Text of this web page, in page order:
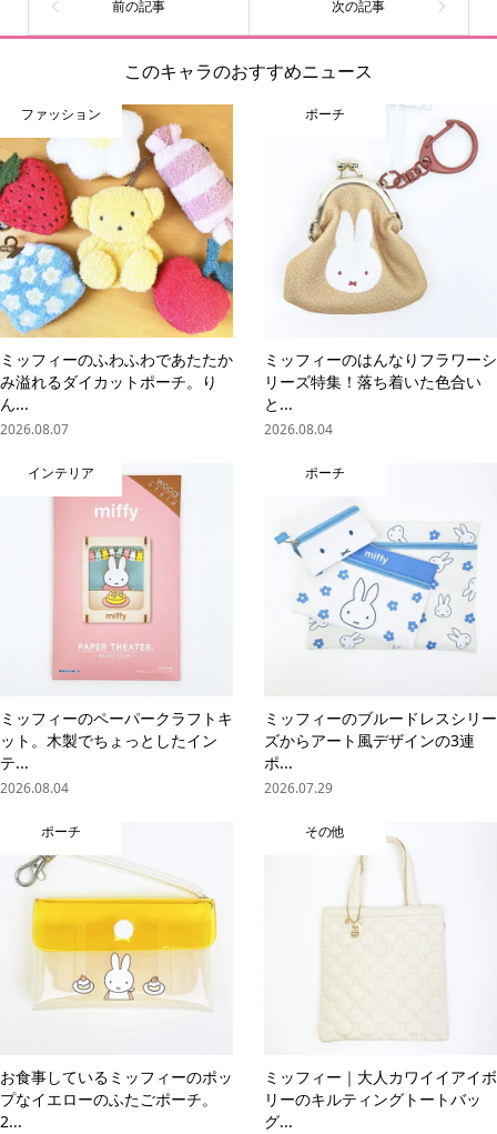
このキャラのおすすめニュース
ファッション
ミッフィーのふわふわであたたか
み溢れるダイカットポーチ。り
ん...
2026.08.07
ポーチ
ミッフィーのはんなりフラワーシ
リーズ特集！落ち着いた色合い
と...
2026.08.04
インテリア
ミッフィーのペーパークラフトキ
ット。木製でちょっとしたイン
テ...
2026.08.04
ポーチ
ミッフィーのブルードレスシリー
ズからアート風デザインの3連
ポ...
2026.07.29
ポーチ
お食事しているミッフィーのポッ
プなイエローのふたごポーチ。
2...
その他
ミッフィー｜大人カワイイアイボ
リーのキルティングトートバッ
グ...